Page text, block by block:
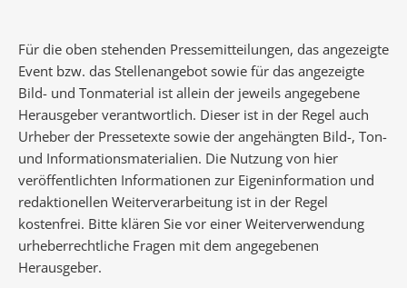
Für die oben stehenden Pressemitteilungen, das angezeigte
Event bzw. das Stellenangebot sowie für das angezeigte
Bild- und Tonmaterial ist allein der jeweils angegebene
Herausgeber verantwortlich. Dieser ist in der Regel auch
Urheber der Pressetexte sowie der angehängten Bild-, Ton-
und Informationsmaterialien. Die Nutzung von hier
veröffentlichten Informationen zur Eigeninformation und
redaktionellen Weiterverarbeitung ist in der Regel
kostenfrei. Bitte klären Sie vor einer Weiterverwendung
urheberrechtliche Fragen mit dem angegebenen
Herausgeber.